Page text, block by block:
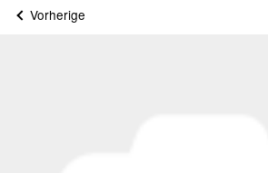
Vorherige